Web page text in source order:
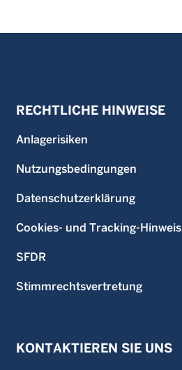
RECHTLICHE HINWEISE
Anlagerisiken
Nutzungsbedingungen
Datenschutzerklärung
Cookies- und Tracking-Hinweis
SFDR
Stimmrechtsvertretung
KONTAKTIEREN SIE UNS